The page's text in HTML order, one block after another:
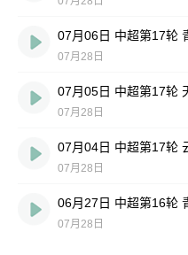
07月06日 中超第17轮
07月28日
07月05日 中超第17轮
07月28日
07月04日 中超第17轮
07月28日
06月27日 中超第16轮
07月28日